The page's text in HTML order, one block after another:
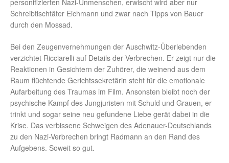
personifizierten Nazi-Unmenschen, erwischt wird aber nur
Schreibtischtäter Eichmann und zwar nach Tipps von Bauer
durch den Mossad.
Bei den Zeugenvernehmungen der Auschwitz-Überlebenden
verzichtet Ricciarelli auf Details der Verbrechen. Er zeigt nur die
Reaktionen in Gesichtern der Zuhörer, die weinend aus dem
Raum flüchtende Gerichtssekretärin steht für die emotionale
Aufarbeitung des Traumas im Film. Ansonsten bleibt noch der
psychische Kampf des Jungjuristen mit Schuld und Grauen, er
trinkt und sogar seine neu gefundene Liebe gerät dabei in die
Krise. Das verbissene Schweigen des Adenauer-Deutschlands
zu den Nazi-Verbrechen bringt Radmann an den Rand des
Aufgebens. Soweit so gut.